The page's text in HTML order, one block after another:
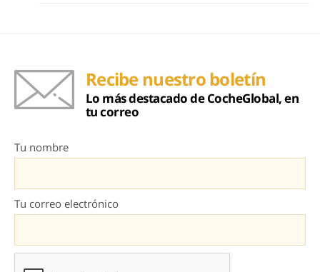
Recibe nuestro boletín
Lo más destacado de CocheGlobal, en
tu correo
Tu nombre
Tu correo electrónico